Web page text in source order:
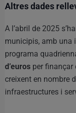
Altres dades
A l’abril de 2025
municipis, amb una
programa
d’euros per finançar
creixent en nombre
infraestructures i